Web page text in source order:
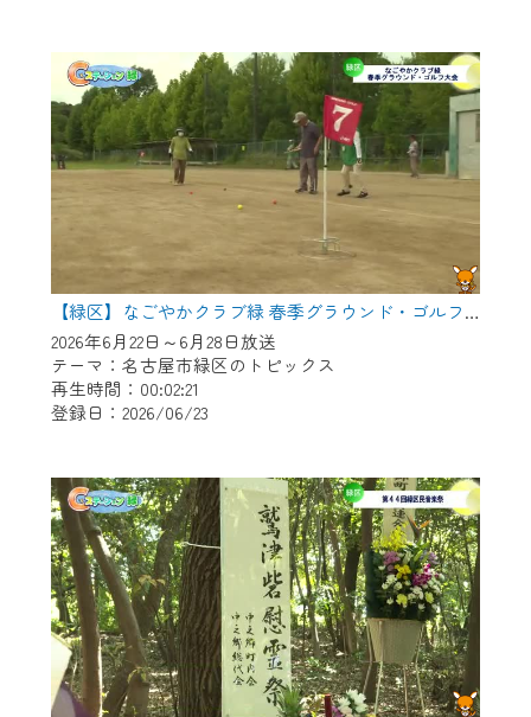
【緑区】なごやかクラブ緑 春季グラウンド・ゴルフ大会
2026年6月22日～6月28日放送
テーマ：名古屋市緑区のトピックス
再生時間：00:02:21
登録日：2026/06/23